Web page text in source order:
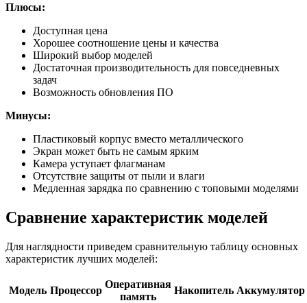
Плюсы:
Доступная цена
Хорошее соотношение цены и качества
Широкий выбор моделей
Достаточная производительность для повседневных
задач
Возможность обновления ПО
Минусы:
Пластиковый корпус вместо металлического
Экран может быть не самым ярким
Камера уступает флагманам
Отсутствие защиты от пыли и влаги
Медленная зарядка по сравнению с топовыми моделями
Сравнение характеристик моделей
Для наглядности приведем сравнительную таблицу основных
характеристик лучших моделей:
Модель Процессор
Оперативная
память
Накопитель Аккумулятор